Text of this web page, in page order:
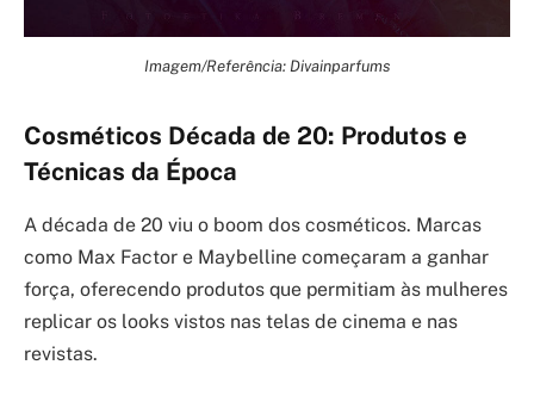
Imagem/Referência: Divainparfums
Cosméticos Década de 20: Produtos e
Técnicas da Época
A década de 20 viu o boom dos cosméticos. Marcas
como Max Factor e Maybelline começaram a ganhar
força, oferecendo produtos que permitiam às mulheres
replicar os looks vistos nas telas de cinema e nas
revistas.